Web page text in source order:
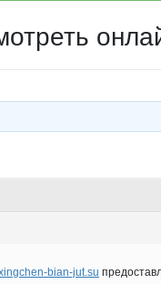
bian-jut.su